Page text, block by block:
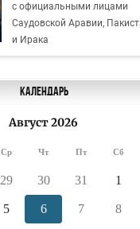
с официальными лицами
Саудовской Аравии,
и Ирака
Календарь
Август 2026
Ср Чт Пт Сб
29 30 31 1
5 6 7 8